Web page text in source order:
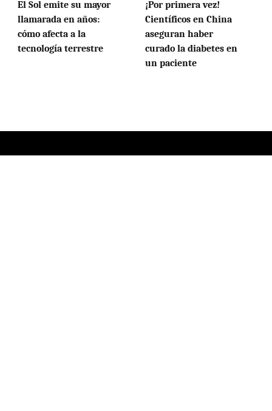
El Sol emite su mayor
llamarada en años:
cómo afecta a la
tecnología terrestre
¡Por primera vez!
Científicos en China
aseguran haber
curado la diabetes en
un paciente